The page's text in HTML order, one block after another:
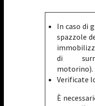
In caso di
spazzole
di
motorino).
Verificate
È